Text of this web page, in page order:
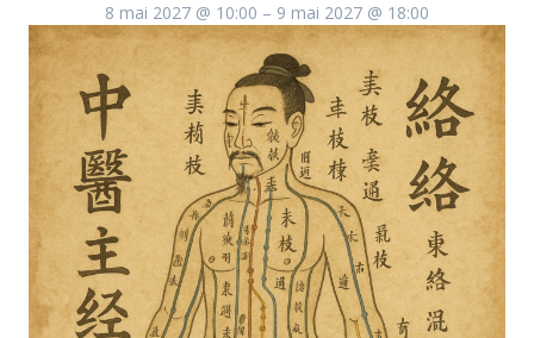
8 mai 2027 @ 10:00 – 9 mai 2027 @ 18:00